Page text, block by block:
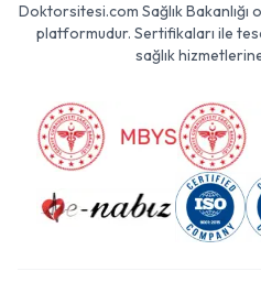
Doktorsitesi.com Sağlık Bakanlığı
platformudur. Sertifikaları ile
sağlık